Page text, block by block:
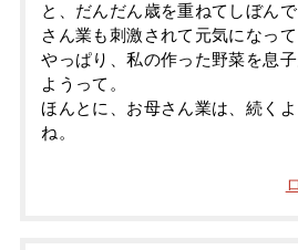
と、だんだん歳を重ねてしぼん
さん業も刺激されて元気になっ
やっぱり、私の作った野菜を息
ようって。
ほんとに、お母さん業は、続く
ね。